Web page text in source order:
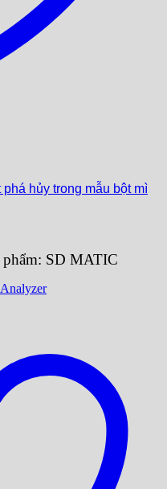
hủy trong mẫu bột mì
phẩm: SD MATIC